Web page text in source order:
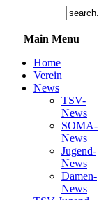
Main Menu
Home
Verein
News
TSV-
News
SOMA-
News
Jugend-
News
Damen-
News